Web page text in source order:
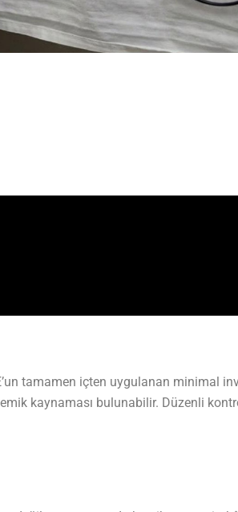
tamamen içten uygulanan minimal
kaynaması bulunabilir. Düzenli